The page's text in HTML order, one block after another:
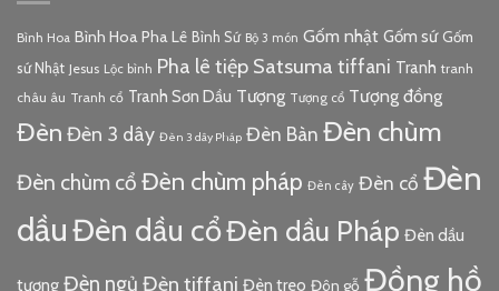
Bình Hoa Bình Hoa Pha Lê Bình Sứ Bộ 3 món Gốm nhật Gốm sứ Gốm
sứ Nhật Jesus Lộc bình Pha lê tiệp Satsuma tiffani Tranh tranh
châu âu Tranh cổ Tranh Sơn Dầu Tượng Tượng cổ Tượng đồng
Đèn Đèn 3 dây Đèn 3 dây Pháp Đèn Bàn Đèn chùm
Đèn chùm cổ Đèn chùm pháp Đèn cây Đèn cổ Đèn
dầuĐèn dầu cổĐèn dầu Pháp Đèn dầu
tượng Đèn ngủ Đèn tiffani Đèn treo Đôn gỗ Đồng hồ